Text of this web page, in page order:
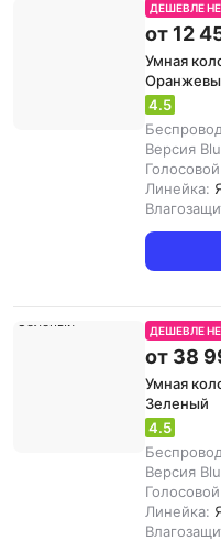
ДЕШЕВЛЕ
от 12
Умная
4.5
Версия
Линейка:
ДЕШЕВЛЕ
от 38
Умная
Зеленый
4.5
Версия
Линейка: